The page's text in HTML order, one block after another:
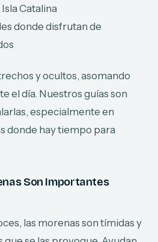
Catalina
donde disfrutan de
y ocultos, asomando
el día. Nuestros guías son
especialmente en
donde hay tiempo para
Son Importantes
las morenas son tímidas y